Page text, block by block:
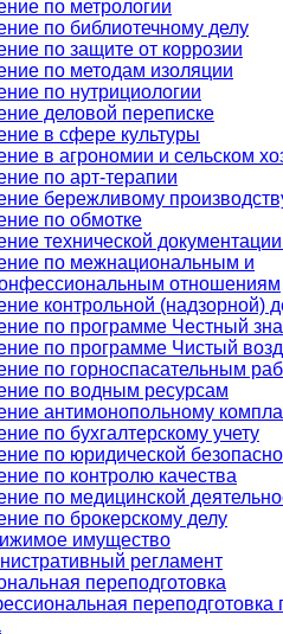
по метрологии
по библиотечному делу
по защите от коррозии
по методам изоляции
по нутрициологии
деловой переписке
в сфере культуры
в агрономии и сельском
по арт-терапии
бережливому
по обмотке
технической
по межнациональным и
отношениям
контрольной (надзорной)
по программе Честный
по программе Чистый
по горноспасательным
по водным ресурсам
антимонопольному
по бухгалтерскому учету
по юридической
по контролю качества
по медицинской
по брокерскому делу
имущество
регламент
переподготовка
переподготовка